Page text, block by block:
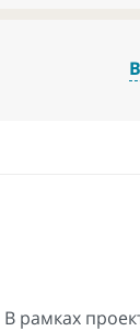
рамках